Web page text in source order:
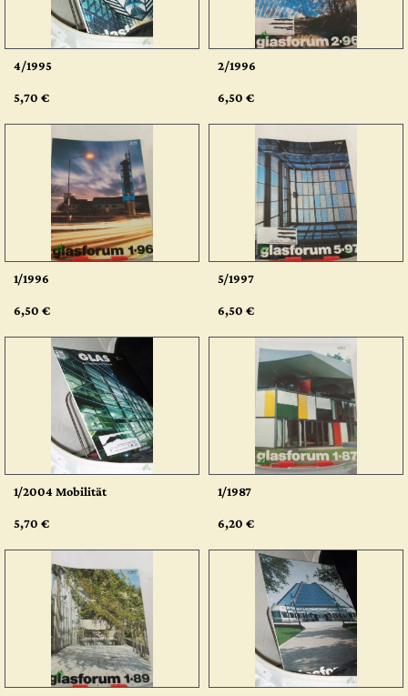
4/1995
5,70 €
2/1996
6,50 €
1/1996
6,50 €
5/1997
6,50 €
1/2004 Mobilität
5,70 €
1/1987
6,20 €